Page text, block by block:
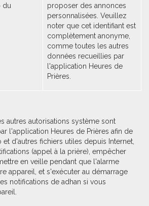
du
proposer des annonces
personnalisées. Veuillez
noter que cet identifiant est
complètement anonyme,
comme toutes les autres
données recueillies par
l'application Heures de
Prières.
autres autorisations système sont
l'application Heures de Prières afin de
d'autres fichiers utiles depuis Internet,
(appel à la prière), empêcher
en veille pendant que l'alarme
appareil, et s'exécuter au démarrage
notifications de adhan si vous